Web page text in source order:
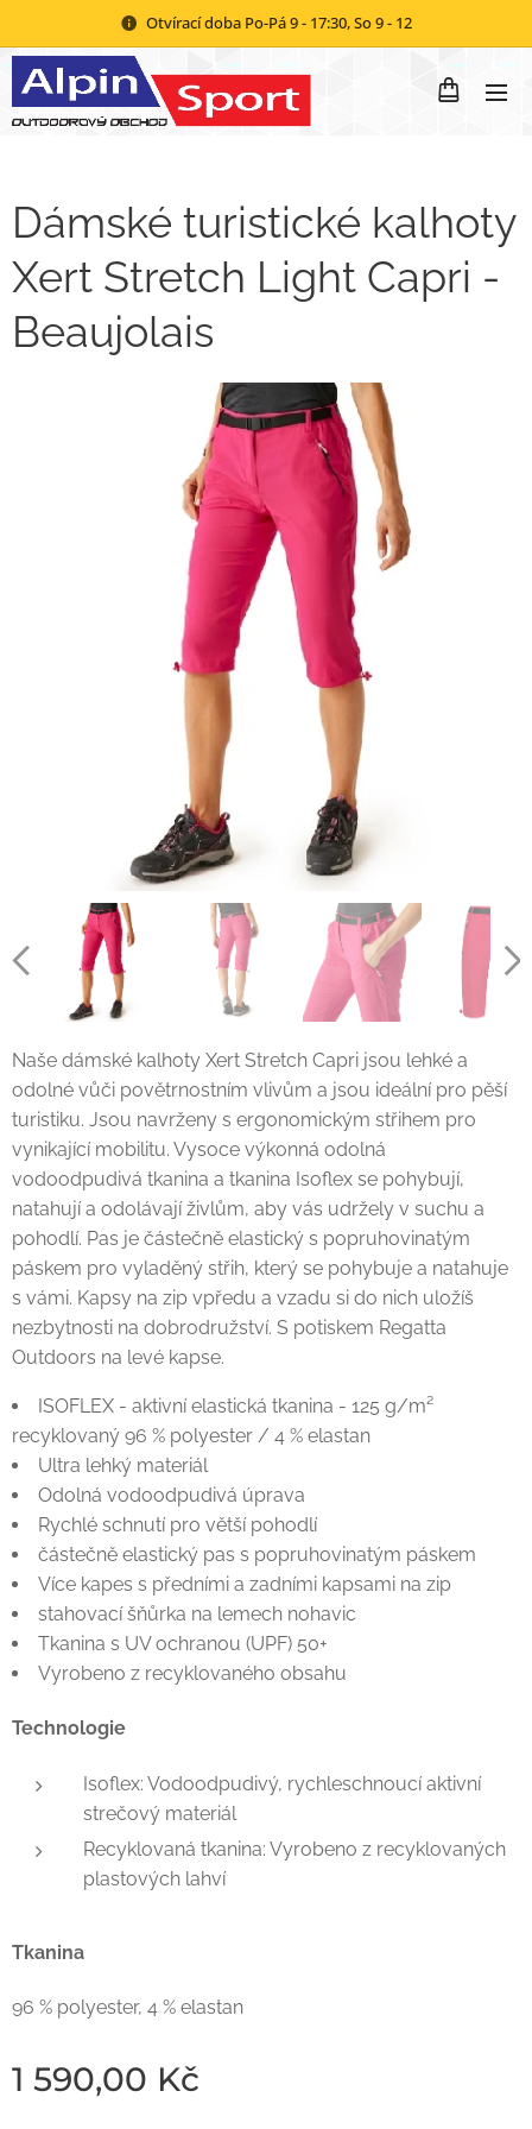
Otvírací doba Po-Pá 9 - 17:30, So 9 - 12
Dámské turistické kalhoty
Xert Stretch Light Capri -
Beaujolais
Naše dámské kalhoty Xert Stretch Capri jsou lehké a
odolné vůči povětrnostním vlivům a jsou ideální pro pěší
turistiku. Jsou navrženy s ergonomickým střihem pro
vynikající mobilitu. Vysoce výkonná odolná
vodoodpudivá tkanina a tkanina Isoflex se pohybují,
natahují a odolávají živlům, aby vás udržely v suchu a
pohodlí. Pas je částečně elastický s popruhovinatým
páskem pro vyladěný střih, který se pohybuje a natahuje
s vámi. Kapsy na zip vpředu a vzadu si do nich uložíš
nezbytnosti na dobrodružství. S potiskem Regatta
Outdoors na levé kapse.
ISOFLEX - aktivní elastická tkanina - 125 g/m²
recyklovaný 96 % polyester / 4 % elastan
Ultra lehký materiál
Odolná vodoodpudivá úprava
Rychlé schnutí pro větší pohodlí
částečně elastický pas s popruhovinatým páskem
Více kapes s předními a zadními kapsami na zip
stahovací šňůrka na lemech nohavic
Tkanina s UV ochranou (UPF) 50+
Vyrobeno z recyklovaného obsahu
Technologie
Isoflex: Vodoodpudivý, rychleschnoucí aktivní
strečový materiál
Recyklovaná tkanina: Vyrobeno z recyklovaných
plastových lahví
Tkanina
96 % polyester, 4 % elastan
1 590,00 Kč